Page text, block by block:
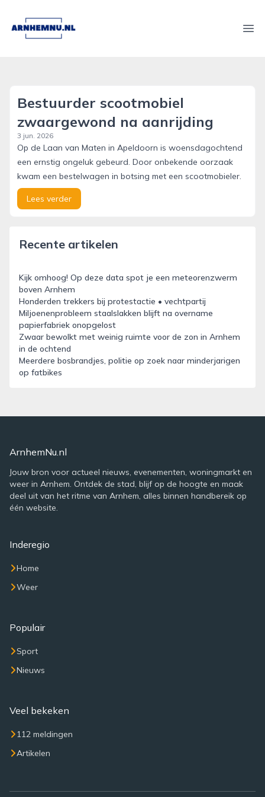
arnhemnu.nl
Bestuurder scootmobiel
zwaargewond na aanrijding
3 jun. 2026
Op de Laan van Maten in Apeldoorn is woensdagochtend
een ernstig ongeluk gebeurd. Door onbekende oorzaak
kwam een bestelwagen in botsing met een scootmobieler.
Lees verder
Recente artikelen
Kijk omhoog! Op deze data spot je een meteorenzwerm
boven Arnhem
Honderden trekkers bij protestactie • vechtpartij
Miljoenenprobleem staalslakken blijft na overname
papierfabriek onopgelost
Zwaar bewolkt met weinig ruimte voor de zon in Arnhem
in de ochtend
Meerdere bosbrandjes, politie op zoek naar minderjarigen
op fatbikes
ArnhemNu.nl
Jouw bron voor actueel nieuws, evenementen, woningmarkt en
weer in Arnhem. Ontdek de stad, blijf op de hoogte en maak
deel uit van het ritme van Arnhem, alles binnen handbereik op
één website.
Inderegio
Home
Weer
Populair
Sport
Nieuws
Veel bekeken
112 meldingen
Artikelen